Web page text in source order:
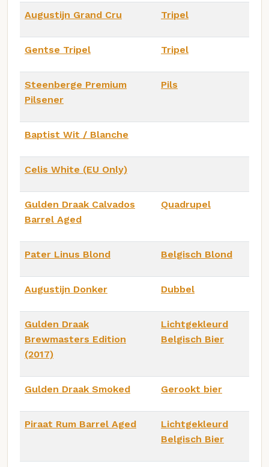
Augustijn Grand Cru Tripel
Gentse Tripel Tripel
Steenberge Premium
Pilsener
Pils
Baptist Wit / Blanche
Celis White (EU Only)
Gulden Draak Calvados
Barrel Aged
Quadrupel
Pater Linus Blond Belgisch Blond
Augustijn Donker Dubbel
Gulden Draak
Brewmasters Edition
(2017)
Lichtgekleurd
Belgisch Bier
Gulden Draak Smoked Gerookt bier
Piraat Rum Barrel Aged
Lichtgekleurd
Belgisch Bier